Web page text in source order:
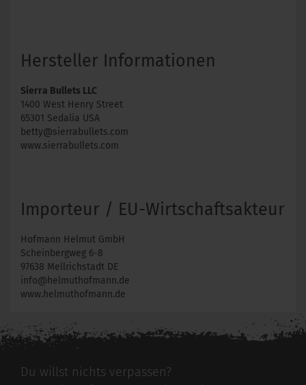
Hersteller Informationen
Sierra Bullets LLC
1400 West Henry Street
65301 Sedalia USA
betty@sierrabullets.com
www.sierrabullets.com
Importeur / EU-Wirtschaftsakteur
Hofmann Helmut GmbH
Scheinbergweg 6-8
97638 Mellrichstadt DE
info@helmuthofmann.de
www.helmuthofmann.de
Du willst nichts verpassen?